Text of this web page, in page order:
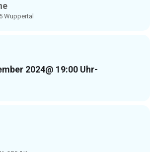
Wuppertal
2024@ 19:00 Uhr-